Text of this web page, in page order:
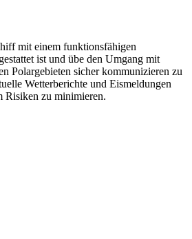
mit einem funktionsfähigen
ist und übe den Umgang mit
Polargebieten sicher kommunizieren zu
Wetterberichte und Eismeldungen
Risiken zu minimieren.